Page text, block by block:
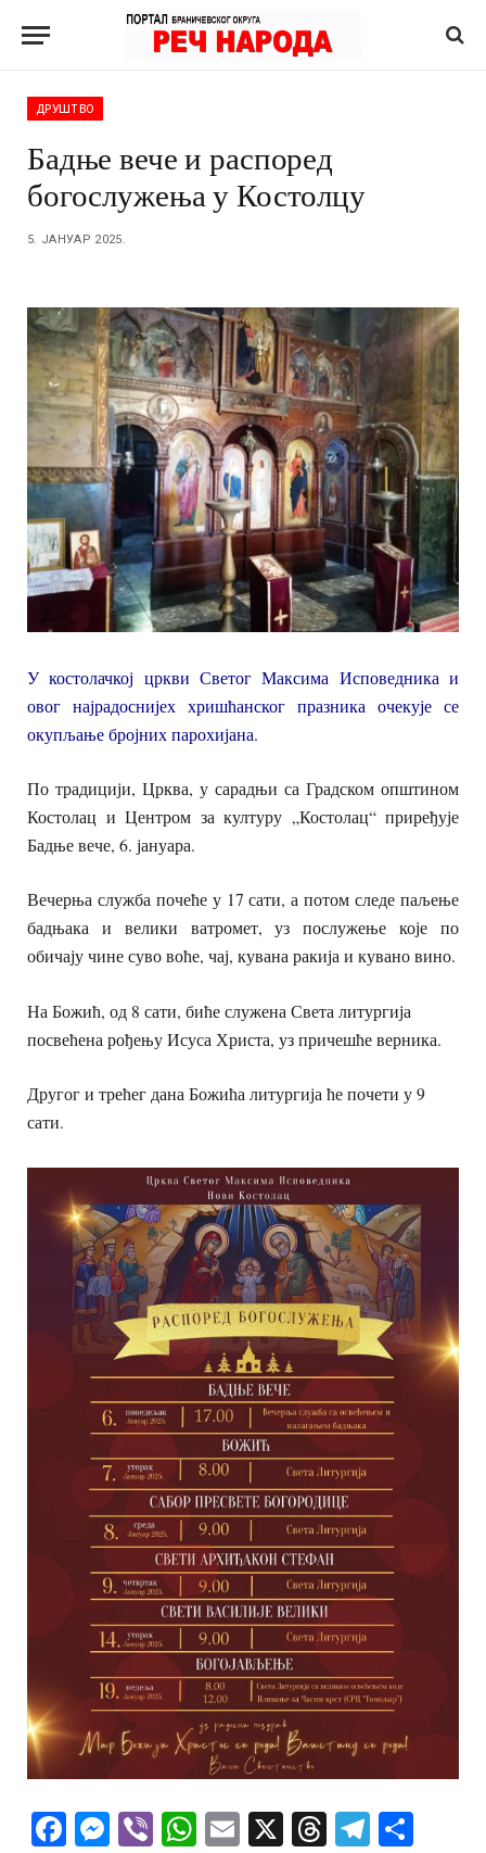
ДРУШТВО
Бадње вече и распоред
богослужења у Костолцу
5. ЈАНУАР 2025.
У костолачкој цркви Светог Максима Исповедника и
овог најрадоснијех хришћанског празника очекује се
окупљање бројних парохијана.
По традицији, Црква, у сарадњи са Градском општином
Костолац и Центром за културу „Костолац“ приређује
Бадње вече, 6. јануара.
Вечерња служба почеће у 17 сати, а потом следе паљење
бадњака и велики ватромет, уз послужење које по
обичају чине суво воће, чај, кувана ракија и кувано вино.
На Божић, од 8 сати, биће служена Света литургија
посвећена рођењу Исуса Христа, уз причешће верника.
Другог и трећег дана Божића литургија ће почети у 9
сати.
Facebook
Messenger
ViberWhatsApp
Email
X Threads